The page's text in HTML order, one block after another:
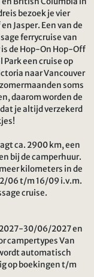
bezoek je vier
Jasper. Een van de
ferrycruise van
is de Hop-On Hop-Off
een cruise op
naar Vancouver
soms
daarom worden de
je altijd verzekerd
ca. 2900 km, een
bij de camperhuur.
kilometers in de
06 t/m 16/09 i.v.m.
cruise.
30/06/2027 en
campertypes Van
automatisch
op boekingen t/m